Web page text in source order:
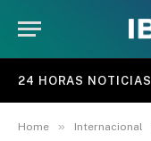
24 HORAS NOTICIAS
Home » Internacional